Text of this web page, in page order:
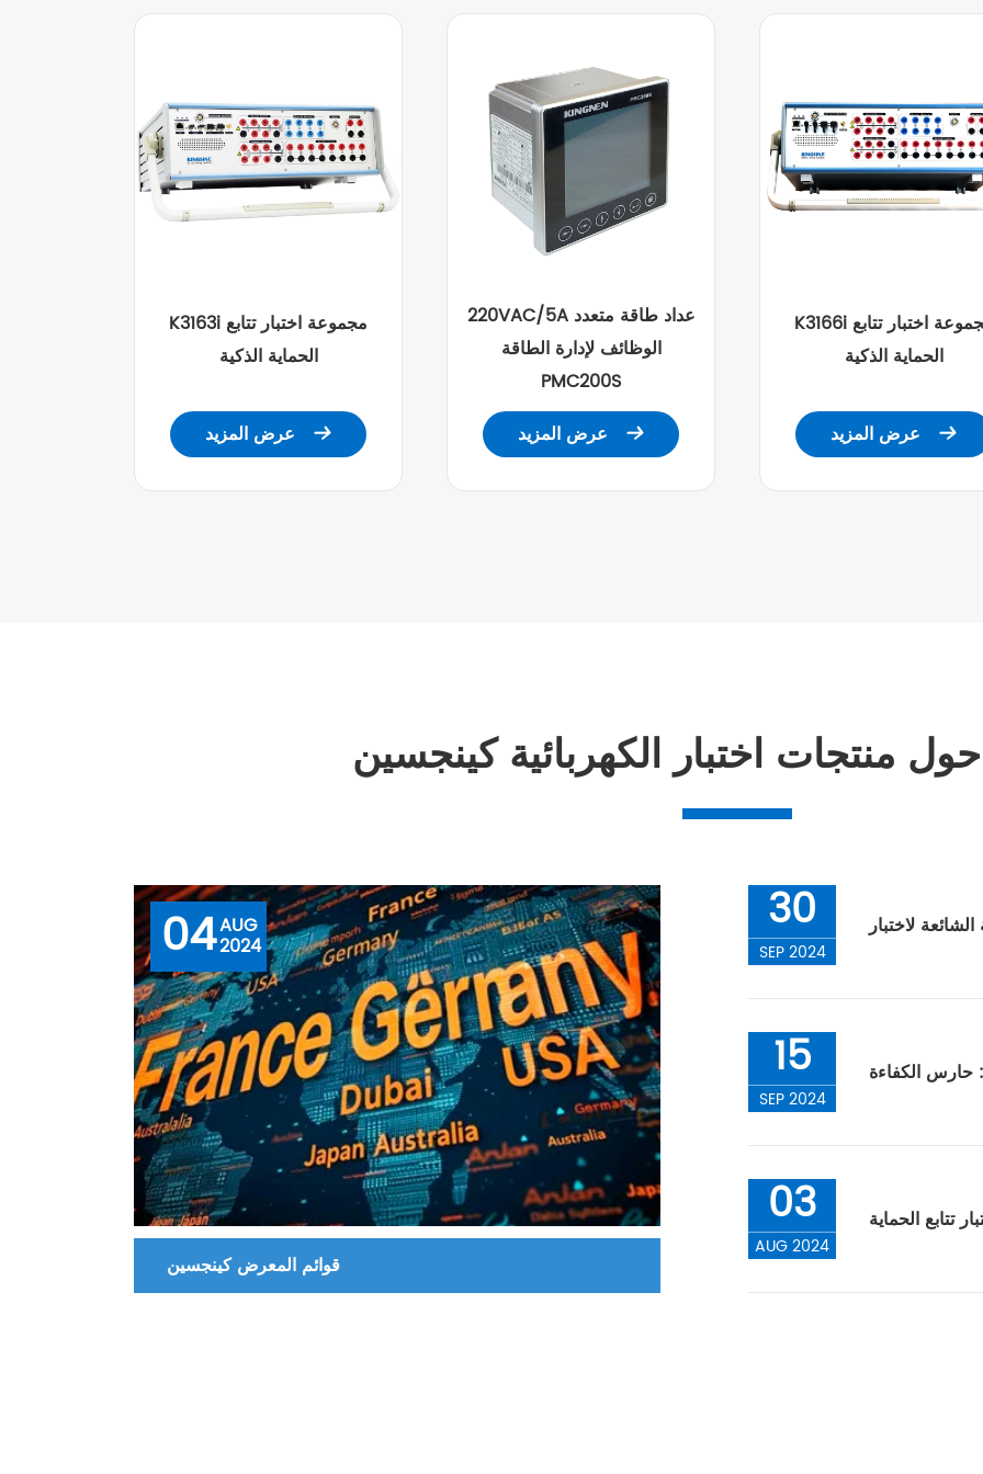
K3163i مجموعة اختبار تتابع
الحماية الذكية

220VAC/5A عداد طاقة متعدد
الوظائف لإدارة الطاقة
PMC200S

K3166i مجموعة اختبار تتابع
الحماية الذكية

منتجات اختبار الكهربائية كينجسين
قوائم المعرض كينجسين
04AUG
2024
30
SEP 2024
15
SEP 2024
حارس الكفاءة
03
AUG 2024
تتابع الحماية